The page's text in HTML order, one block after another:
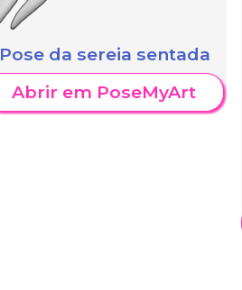
Pose da sereia sentada
Abrir em PoseMyArt